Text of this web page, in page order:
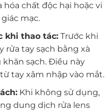
chất độc hại hoặc vi
mạc.
khi thao tác:Trước khi
rửa tay sạch bằng xà
sạch. Điều này
tay xâm nhập vào mắt.
Khi không sử dụng,
dung dịch rửa lens